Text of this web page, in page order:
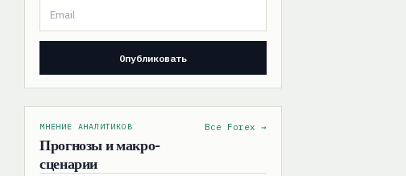
МНЕНИЕ АНАЛИТИКОВ
Прогнозы и макро-
сценарии
Все Forex →